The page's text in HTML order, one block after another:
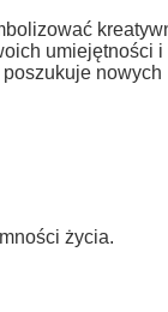
umiejętności i
poszukuje nowych
życia.